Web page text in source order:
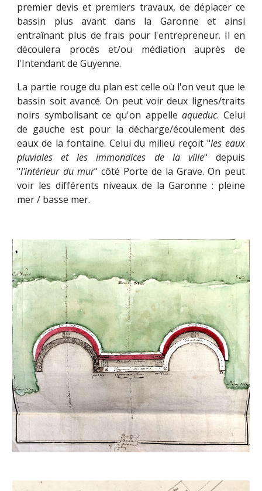
premier devis et premiers travaux, de déplacer ce
bassin plus avant dans la Garonne et ainsi
entraînant plus de frais pour l'entrepreneur. Il en
découlera procès et/ou médiation auprès de
l'Intendant de Guyenne.
La partie rouge du plan est celle où l'on veut que le
bassin soit avancé. On peut voir deux lignes/traits
noirs symbolisant ce qu'on appelleaqueduc. Celui
de gauche est pour la décharge/écoulement des
eaux de la fontaine. Celui du milieu reçoit "les eaux
pluviales et les immondices de la ville" depuis
"l'intérieur du mur" côté Porte de la Grave. On peut
voir les différents niveaux de la Garonne : pleine
mer / basse mer.